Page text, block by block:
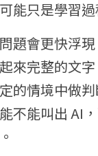
能只是學習過
題會更快浮
來完整的文
的情境中做
不能叫出 AI